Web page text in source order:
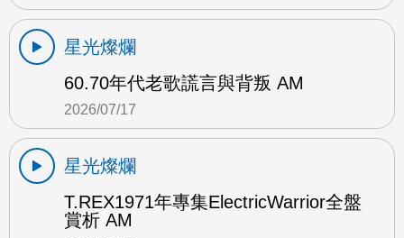
星光燦爛
60.70年代老歌謊言與背叛 AM
2026/07/17
星光燦爛
T.REX1971年專集ElectricWarrior全盤
賞析 AM